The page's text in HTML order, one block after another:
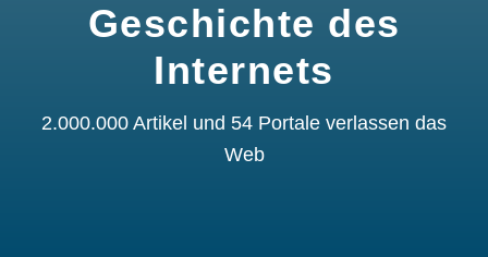
Geschichte des
Internets
2.000.000 Artikel und 54 Portale verlassen das
Web